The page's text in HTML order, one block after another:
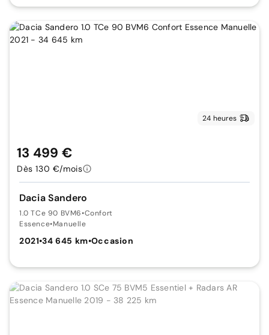
24 heures
Dacia Sandero
1.0 TCe 90 BVM6•Confort
Essence•Manuelle
2021•34 645 km•Occasion
13 499 €
Dès 130 €/mois